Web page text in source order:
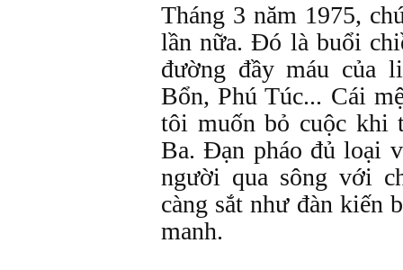
Tháng 3 năm 1975,
lần nữa. Đó là buổi
đường đầy máu của
Bổn, Phú Túc... Cái
tôi muốn bỏ cuộc khi
Ba. Đạn pháo đủ loại
người qua sông với
càng sắt như đàn kiến
manh.